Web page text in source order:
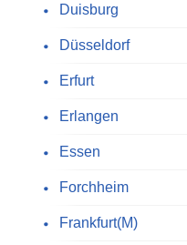
Duisburg
Düsseldorf
Erfurt
Erlangen
Essen
Forchheim
Frankfurt(M)